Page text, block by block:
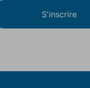
S'inscrire